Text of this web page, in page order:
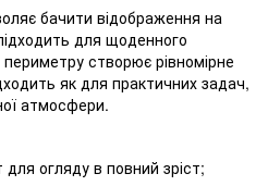
бачити відображення на
для щоденного
створює рівномірне
як для практичних задач,
атмосфери.
огляду в повний зріст;